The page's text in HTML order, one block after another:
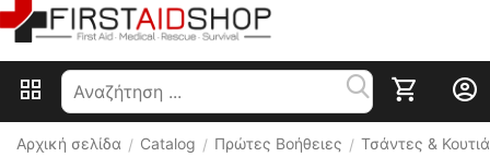
Αρχική σελίδα / Catalog / Πρώτες Βοήθειες / Τσάντες & Κουτιά